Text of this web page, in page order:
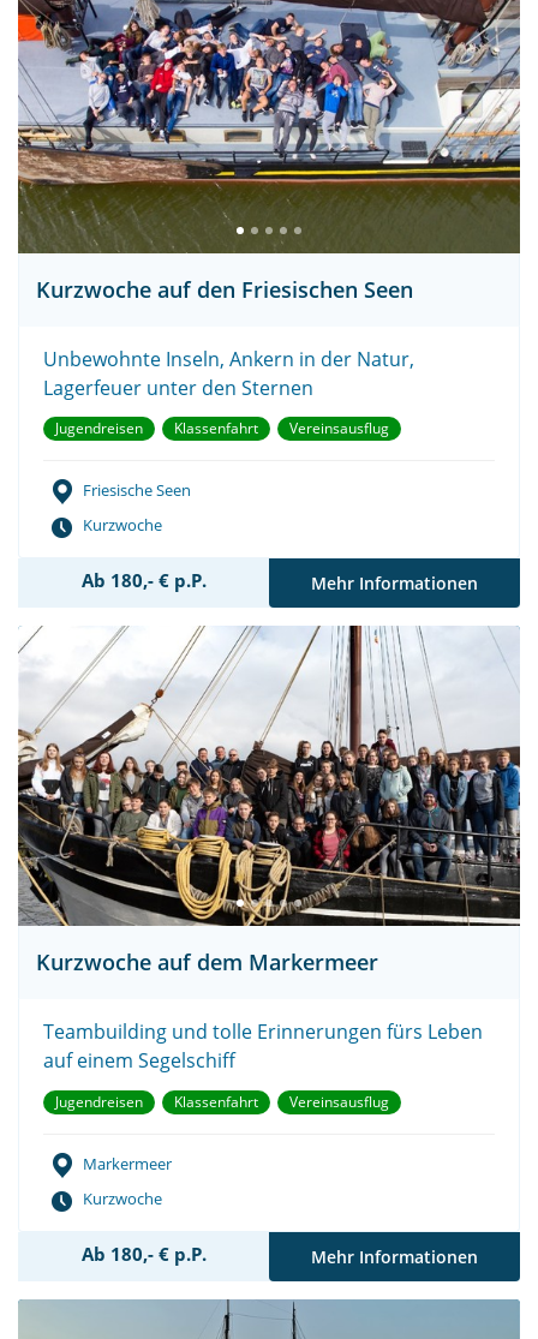
Kurzwoche auf den Friesischen Seen
Unbewohnte Inseln, Ankern in der Natur,
Lagerfeuer unter den Sternen
Jugendreisen Klassenfahrt Vereinsausflug
Friesische Seen
Kurzwoche
Ab 180,- € p.P. Mehr Informationen
Kurzwoche auf dem Markermeer
Teambuilding und tolle Erinnerungen fürs Leben
auf einem Segelschiff
Jugendreisen Klassenfahrt Vereinsausflug
Markermeer
Kurzwoche
Ab 180,- € p.P. Mehr Informationen